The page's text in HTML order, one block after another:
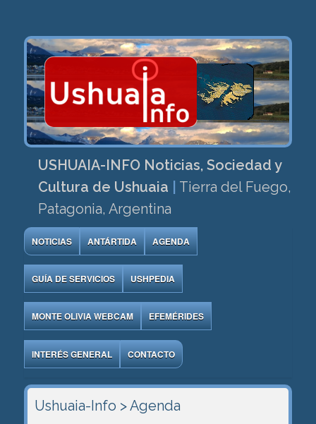
USHUAIA-INFO Noticias, Sociedad y
Cultura de Ushuaia
Tierra del Fuego,
Patagonia, Argentina
NOTICIAS ANTÁRTIDA AGENDA
GUÍA DE SERVICIOS USHPEDIA
MONTE OLIVIA WEBCAM EFEMÉRIDES
INTERÉS GENERAL CONTACTO
Ushuaia-Info > Agenda